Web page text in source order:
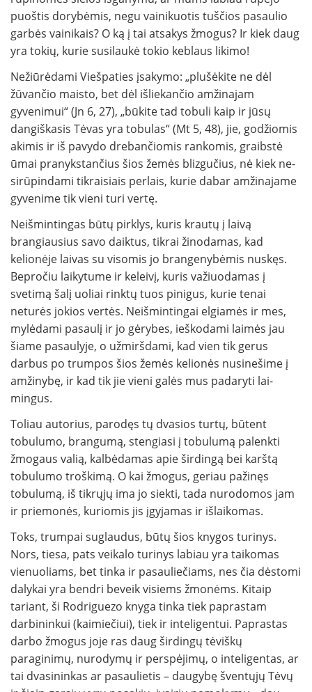
puoš­tis dorybėmis, negu vainikuotis tuščios pasaulio
garbės vainikais? O ką į tai atsakys žmogus? Ir kiek daug
yra tokių, kurie susilaukė tokio keblaus likimo!
Nežiūrėdami Viešpaties įsakymo: „plušėkite ne dėl
žūvančio maisto, bet dėl išlie­kančio amžinajam
gyvenimui“ (Jn 6, 27), „būkite tad tobuli kaip ir jūsų
dangiškasis Tėvas yra tobulas“ (Mt 5, 48), jie, godžiomis
akimis ir iš pavydo drebančiomis rankomis, graibstė
ūmai pranykstančius šios žemės blizgučius, nė kiek ne­
sirūpindami tikraisiais perlais, kurie dabar amži­najame
gyvenime tik vieni turi vertę.
Neišmintingas būtų pirklys, kuris krautų į laivą
brangiausius savo daiktus, tikrai žinodamas, kad
kelionėje laivas su visomis jo brangenybėmis nuskęs.
Bepročiu laikytume ir keleivį, kuris va­žiuodamas į
svetimą šalį uoliai rinktų tuos pinigus, kurie tenai
neturės jokios vertės. Neiš­mintingai elgiamės ir mes,
mylėdami pasaulį ir jo gėrybes, ieškodami laimės jau
šiame pasaulyje, o užmiršdami, kad vien tik gerus
darbus po trumpos šios žemės kelionės nusinešime į
amži­nybę, ir kad tik jie vieni galės mus padaryti lai­
mingus.
Toliau autorius, parodęs tų dvasios turtų, būtent
tobulumo, brangumą, stengiasi į tobulumą palenkti
žmogaus valią, kalbėdamas apie širdingą bei karštą
tobulumo troškimą. O kai žmogus, geriau pažinęs
tobulumą, iš tikrųjų ima jo siekti, tada nurodomos jam
ir priemonės, kuriomis jis įgyjamas ir išlaikomas.
Toks, trumpai suglaudus, būtų šios knygos turi­nys.
Nors, tiesa, pats veikalo turinys labiau yra taikomas
vienuoliams, bet tinka ir pasauliečiams, nes čia dėstomi
dalykai yra bendri beveik visiems žmo­nėms. Kitaip
tariant, ši Rodriguezo kny­ga tinka tiek paprastam
darbininkui (kaimiečiui), tiek ir inteligentui. Paprastas
darbo žmogus jo­je ras daug širdingų tėviškų
paraginimų, nurody­mų ir perspėjimų, o inteligentas, ar
tai dvasininkas ar pasaulietis – daugybę šventųjų Tėvų